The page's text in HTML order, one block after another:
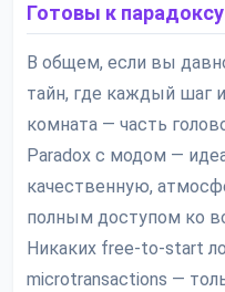
Готовы к
В общем, если вы
тайн, где каждый шаг
комната — часть
Paradox с модом —
качественную,
полным доступом ко
Никаких free-to-start
microtransactions —